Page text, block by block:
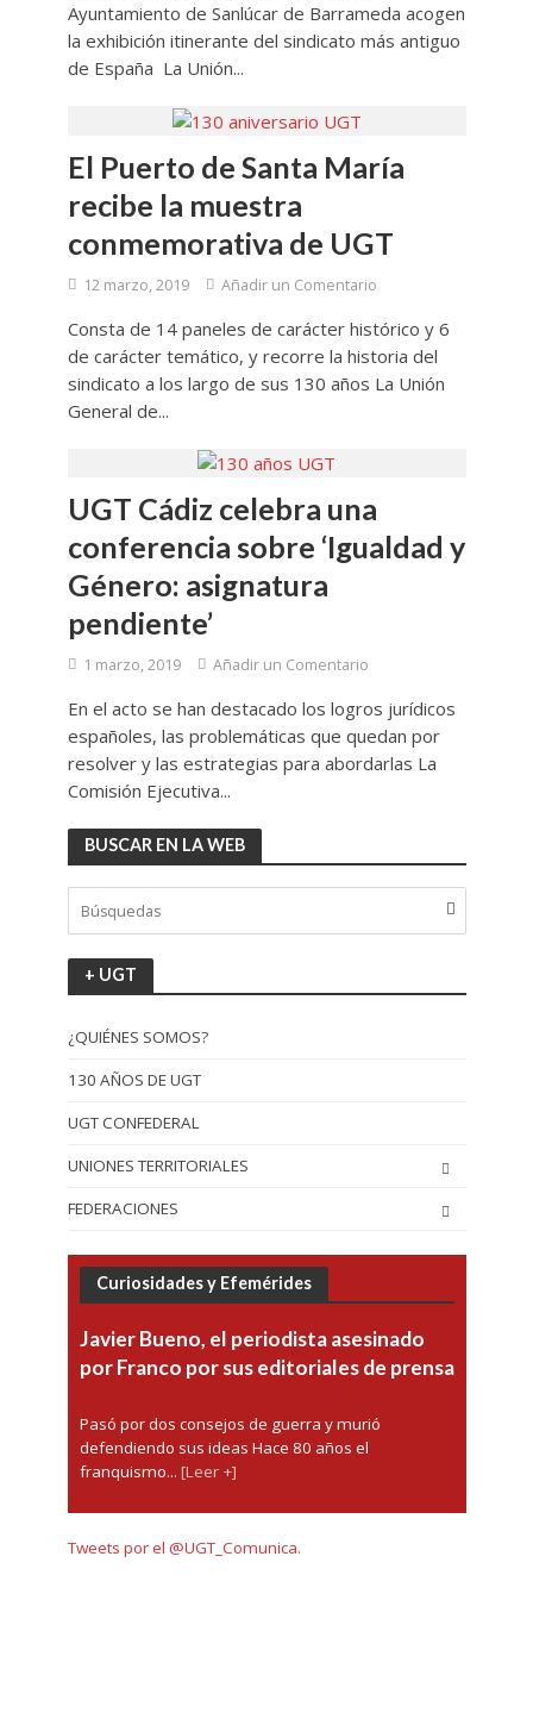
Ayuntamiento de Sanlúcar de Barrameda acogen
la exhibición itinerante del sindicato más antiguo
de España La Unión...
El Puerto de Santa María
recibe la muestra
conmemorativa de UGT
12 marzo, 2019 Añadir un Comentario
Consta de 14 paneles de carácter histórico y 6
de carácter temático, y recorre la historia del
sindicato a los largo de sus 130 años La Unión
General de...
UGT Cádiz celebra una
conferencia sobre ‘Igualdad y
Género: asignatura
pendiente’
1 marzo, 2019 Añadir un Comentario
En el acto se han destacado los logros jurídicos
españoles, las problemáticas que quedan por
resolver y las estrategias para abordarlas La
Comisión Ejecutiva...
BUSCAR EN LA WEB
+ UGT
¿QUIÉNES SOMOS?
130 AÑOS DE UGT
UGT CONFEDERAL
UNIONES TERRITORIALES
FEDERACIONES
Curiosidades y Efemérides
Javier Bueno, el periodista asesinado
por Franco por sus editoriales de prensa
Pasó por dos consejos de guerra y murió
defendiendo sus ideas Hace 80 años el
franquismo... [Leer +]
Tweets por el @UGT_Comunica.